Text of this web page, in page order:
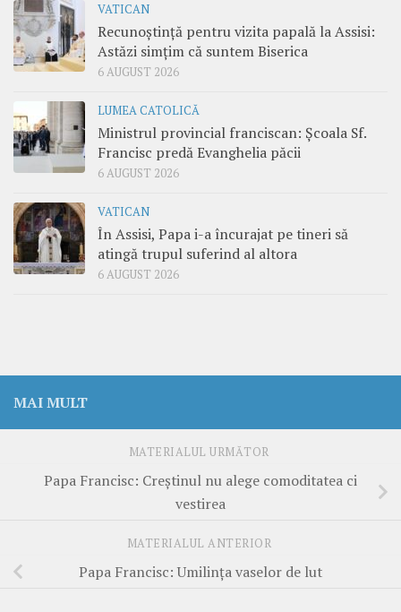
VATICAN
Recunoștință pentru vizita papală la Assisi:
Astăzi simțim că suntem Biserica
6 AUGUST 2026
LUMEA CATOLICĂ
Ministrul provincial franciscan: Școala Sf.
Francisc predă Evanghelia păcii
6 AUGUST 2026
VATICAN
În Assisi, Papa i-a încurajat pe tineri să
atingă trupul suferind al altora
6 AUGUST 2026
MAI MULT
MATERIALUL URMĂTOR
Papa Francisc: Creştinul nu alege comoditatea ci
vestirea
MATERIALUL ANTERIOR
Papa Francisc: Umilinţa vaselor de lut